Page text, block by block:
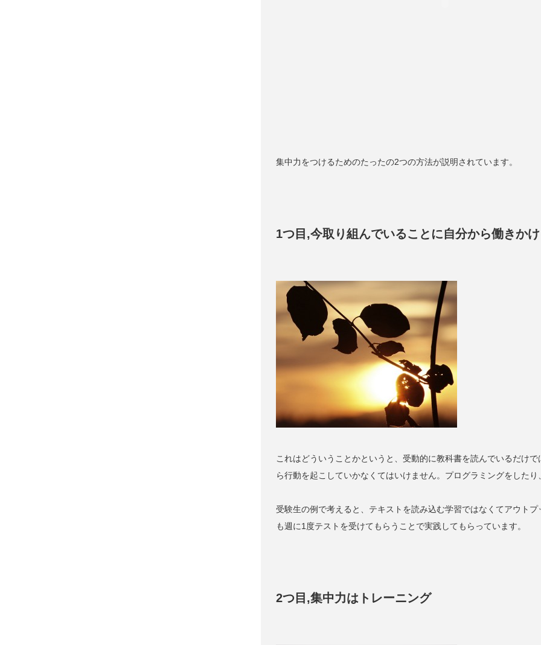
集中力をつけるためのたったの2つの方法が説明されています。
1つ目,今取り組んでいることに自分から働きか
これはどういうことかというと、受動的に教科書を読んでいるだけ
ら行動を起こしていかなくてはいけません。プログラミングをした
受験生の例で考えると、テキストを読み込む学習ではなくてアウト
も週に1度テストを受けてもらうことで実践してもらっています。
2つ目,集中力はトレーニング